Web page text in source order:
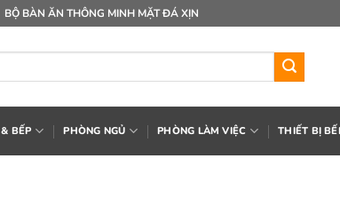
BỘ BÀN ĂN THÔNG MINH MẶT ĐÁ XỊN
BẾP PHÒNG NGỦ PHÒNG LÀM VIỆC THIẾT BỊ